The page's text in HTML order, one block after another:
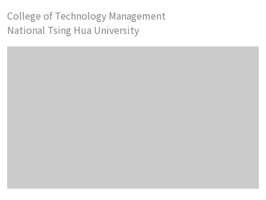
College of Technology Management
National Tsing Hua University